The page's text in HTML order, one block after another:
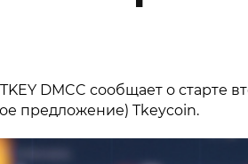
DMCC сообщает о старте
предложение) Tkeycoin.